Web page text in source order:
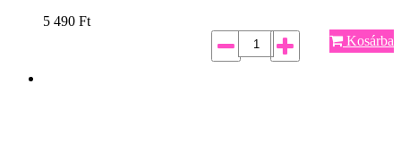
5 490 Ft
Kosárba